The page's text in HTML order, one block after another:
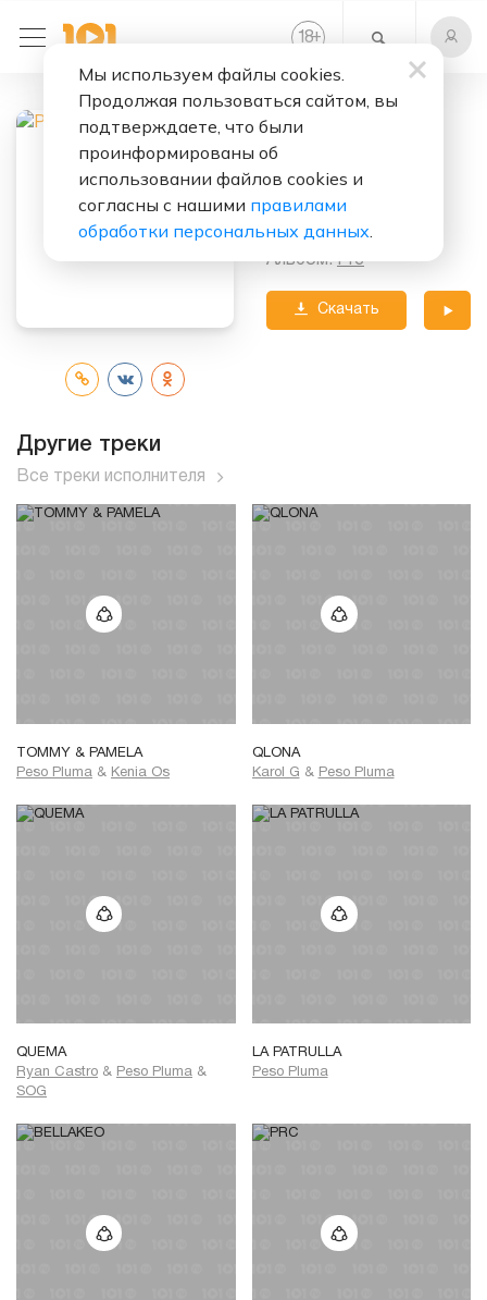
18+
PRC
Альбом:Prc
Скачать
Другие треки
Все треки исполнителя
TOMMY & PAMELA
Peso Pluma & Kenia Os
QLONA
Karol G & Peso Pluma
QUEMA
Ryan Castro & Peso Pluma &
SOG
LA PATRULLA
Peso Pluma
Мы используем файлы cookies.
Продолжая пользоваться сайтом, вы
подтверждаете, что были
проинформированы об
использовании файлов cookies и
согласны с нашими правилами
обработки персональных данных.